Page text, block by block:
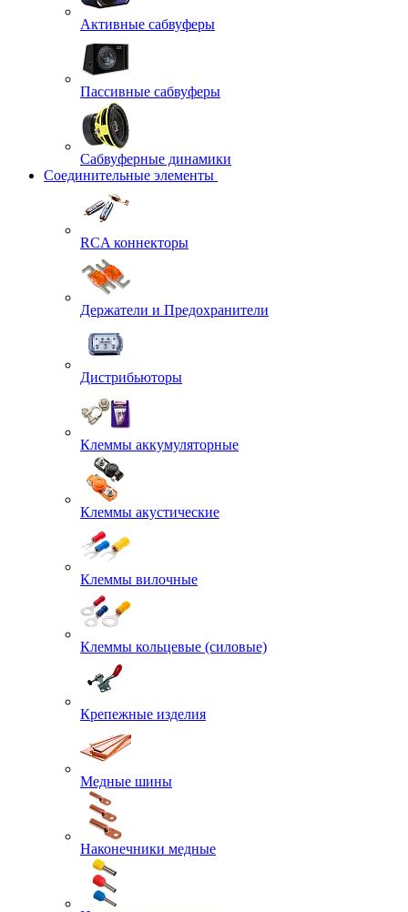
Активные сабвуферы
Пассивные сабвуферы
Сабвуферные динамики
Соединительные элементы
RCA коннекторы
Держатели и Предохранители
Дистрибьюторы
Клеммы аккумуляторные
Клеммы акустические
Клеммы вилочные
Клеммы кольцевые (силовые)
Крепежные изделия
Медные шины
Наконечники медные